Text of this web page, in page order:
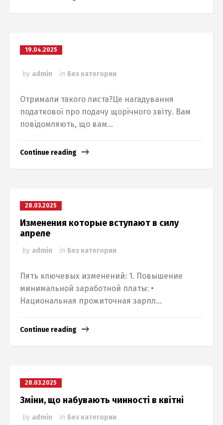
19.04.2025
by admin in Без категории
Отримали такого листа?Це нагадування
податкової про подачу щорічного звіту. Вам
повідомляють, що вам...
Continue reading
28.03.2025
Изменения которые вступают в силу
апреле
by admin in Без категории
Пять ключевых изменений: 1. Повышение
минимальной заработной платы: •
Национальная прожиточная зарпл...
Continue reading
28.03.2025
Зміни, що набувають чинності в квітні
by admin in Без категории